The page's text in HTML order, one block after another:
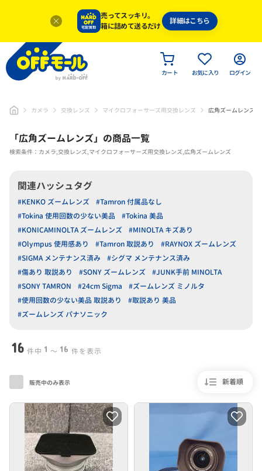
売ってスッキリ。
箱に詰めて送るだけ
詳細はこちら
カート お気に入り ログイン
カメラ 交換レンズ マイクロフォーサーズ用交換レンズ 広角ズームレンズ
「広角ズームレンズ」 の商品一覧
検索条件：カメラ,交換レンズ,マイクロフォーサーズ用交換レンズ,広角ズームレンズ
関連ハッシュタグ
#KENKO ズームレンズ
#Tamron 付属品なし
#Tokina 使用回数の少ない美品
#Tokina 美品
#KONICAMINOLTA ズームレンズ
#MINOLTA キズあり
#Olympus 使用感あり
#Tamron 取説あり
#RAYNOX ズームレンズ
#SIGMA メンテナンス済み
#シグマ メンテナンス済み
#傷あり 取説あり
#SONY ズームレンズ
#JUNK手前 MINOLTA
#SONY TAMRON
#24cm Sigma
#ズームレンズ ミノルタ
#使用回数の少ない美品 取説あり
#取説あり 美品
#ズームレンズ パナソニック
16 件中 1 〜 16 件を表示
新着順
販売中のみ表示